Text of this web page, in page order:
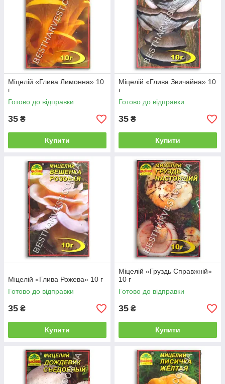
Міцелій «Глива Лимонна» 10
г
Готово до відправки
35 ₴
Купити
Міцелій «Глива Звичайна» 10
г
Готово до відправки
35 ₴
Купити
Міцелій «Глива Рожева» 10 г
Готово до відправки
35 ₴
Купити
Міцелій «Груздь Справжній»
10 г
Готово до відправки
35 ₴
Купити